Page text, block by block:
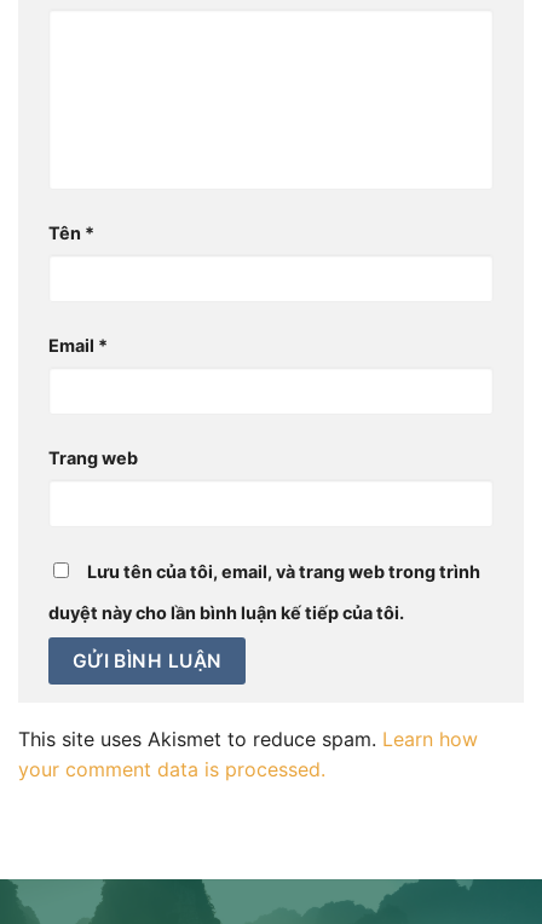
Tên *
Email *
Trang web
Lưu tên của tôi, email, và trang web trong trình
duyệt này cho lần bình luận kế tiếp của tôi.
This site uses Akismet to reduce spam. Learn how
your comment data is processed.